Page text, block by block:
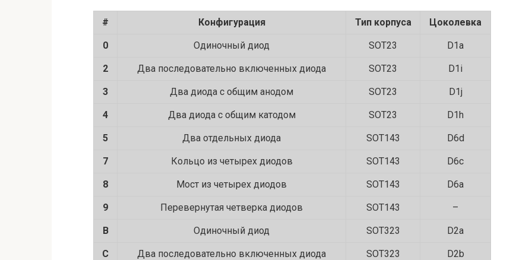
# Конфигурация Тип корпуса Цоколевка
0 Одиночный диод SOT23 D1a
2 Два последовательно включенных диода SOT23 D1i
3 Два диода с общим анодом SOT23 D1j
4 Два диода с общим катодом SOT23 D1h
5 Два отдельных диода SOT143 D6d
7 Кольцо из четырех диодов SOT143 D6c
8 Мост из четырех диодов SOT143 D6a
9 Перевернутая четверка диодов SOT143 –
B Одиночный диод SOT323 D2a
C Два последовательно включенных диода SOT323 D2b